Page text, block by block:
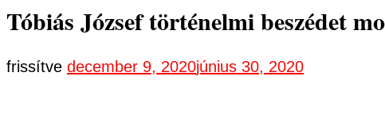
Tóbiás József történelmi beszédet
frissítve december 9, 2020június 30, 2020